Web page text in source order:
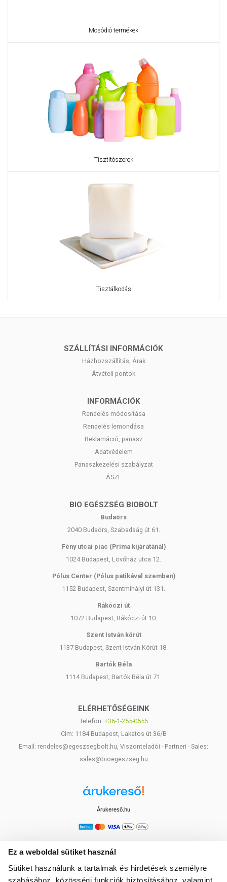
Ez a weboldal sütiket használ
Sütiket használunk a tartalmak és hirdetések személyre
szabásához, közösségi funkciók biztosításához, valamint
Mosódió termékek
Tisztítószerek
Tisztálkodás
SZÁLLÍTÁSI INFORMÁCIÓK
Házhozszállítás, Árak
Átvételi pontok
INFORMÁCIÓK
Rendelés módosítása
Rendelés lemondása
Reklamáció, panasz
Adatvédelem
Panaszkezelési szabályzat
ÁSZF
BIO EGÉSZSÉG BIOBOLT
Budaörs
2040 Budaörs, Szabadság út 61.
Fény utcai piac (Príma kijáratánál)
1024 Budapest, Lövőház utca 12.
Pólus Center (Pólus patikával szemben)
1152 Budapest, Szentmihályi út 131.
Rákóczi út
1072 Budapest, Rákóczi út 10.
Szent István körút
1137 Budapest, Szent István Körút 18.
Bartók Béla
1114 Budapest, Bartók Béla út 71.
ELÉRHETŐSÉGEINK
Telefon: +36-1-255-0555
Cím: 1184 Budapest, Lakatos út 36/B
Email: rendeles@egeszsegbolt.hu, Viszonteladói - Partneri - Sales:
sales@bioegeszseg.hu
Árukereső.hu